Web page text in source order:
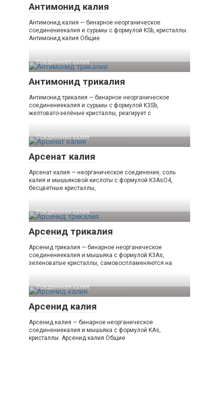
Антимонид калия
Антимонид калия — бинарное неорганическое
соединениекалия и сурьмы с формулой KSb, кристаллы.
Антимонид калия Общие
Соединения калия‎
Антимонид трикалия
Антимонид трикалия — бинарное неорганическое
соединениекалия и сурьмы с формулой K3Sb,
желтовато-зелёные кристаллы, реагирует с
Соединения калия‎
Арсенат калия
Арсенат калия — неорганическое соединение, соль
калия и мышьяковой кислоты с формулой K3AsO4,
бесцветные кристаллы,
Соединения калия‎
Арсенид трикалия
Арсенид трикалия — бинарное неорганическое
соединениекалия и мышьяка с формулой K3As,
зеленоватые кристаллы, самовоспламеняются на
Соединения калия‎
Арсенид калия
Арсенид калия — бинарное неорганическое
соединениекалия и мышьяка с формулой KAs,
кристаллы. Арсенид калия Общие